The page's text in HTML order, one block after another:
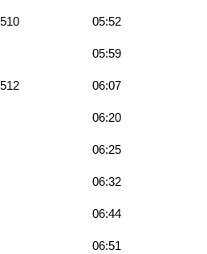
05:52
05:59
06:07
06:20
06:25
06:32
06:44
06:51